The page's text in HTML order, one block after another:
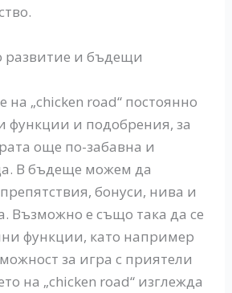
и бъдещи
на „chicken road“ постоянно
функции и подобрения, за
още по-забавна и
В бъдеще можем да
бонуси, нива и
Възможно е също така да се
функции, като например
за игра с приятели
на „chicken road“ изглежда